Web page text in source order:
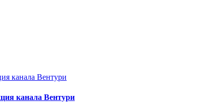
канала Вентури